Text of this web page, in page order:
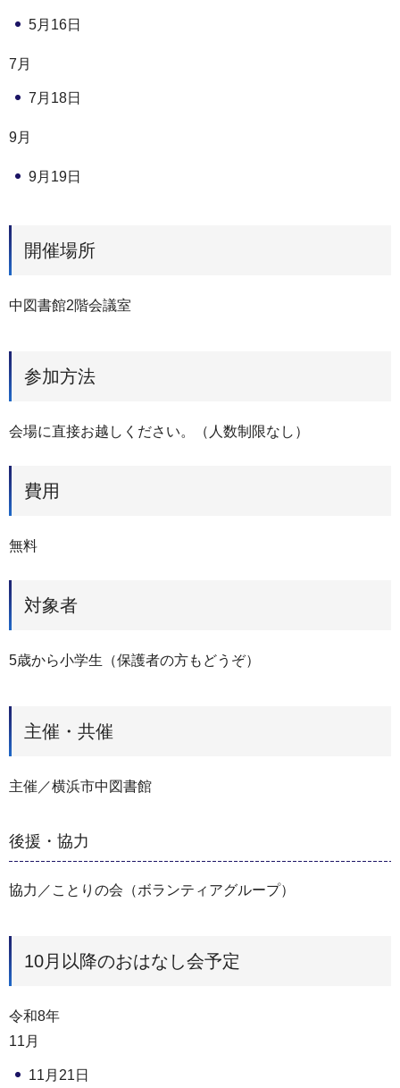
5月16日
7月
7月18日
9月
9月19日
開催場所
中図書館2階会議室
参加方法
会場に直接お越しください。（人数制限なし）
費用
無料
対象者
5歳から小学生（保護者の方もどうぞ）
主催・共催
主催／横浜市中図書館
後援・協力
協力／ことりの会（ボランティアグループ）
10月以降のおはなし会予定
令和8年
11月
11月21日